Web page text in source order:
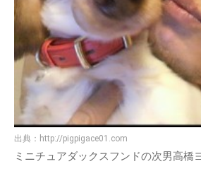
出典： http://pigpigace01.com
ミニチュアダックスフンドの次男高橋